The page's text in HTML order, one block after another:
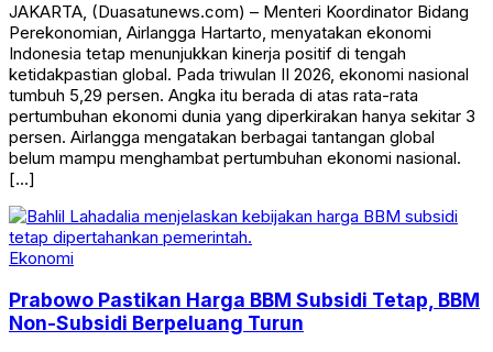
JAKARTA, (Duasatunews.com) – Menteri Koordinator Bidang
Perekonomian, Airlangga Hartarto, menyatakan ekonomi
Indonesia tetap menunjukkan kinerja positif di tengah
ketidakpastian global. Pada triwulan II 2026, ekonomi nasional
tumbuh 5,29 persen. Angka itu berada di atas rata-rata
pertumbuhan ekonomi dunia yang diperkirakan hanya sekitar 3
persen. Airlangga mengatakan berbagai tantangan global
belum mampu menghambat pertumbuhan ekonomi nasional.
[…]
Ekonomi
Prabowo Pastikan Harga BBM Subsidi Tetap, BBM
Non-Subsidi Berpeluang Turun